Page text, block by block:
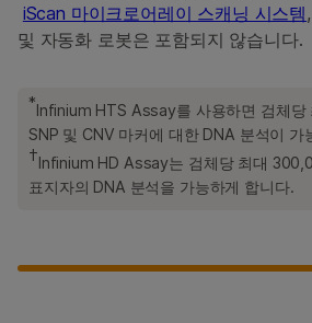
iScan 마이크로어레이 스캐닝 시스템
및 자동화 로봇은 포함되지 않습니다.
*Infinium HTS Assay를 사용하면 검체
SNP 및 CNV 마커에 대한 DNA 분석이 가
†Infinium HD Assay는 검체당 최대
표지자의 DNA 분석을 가능하게 합니다.